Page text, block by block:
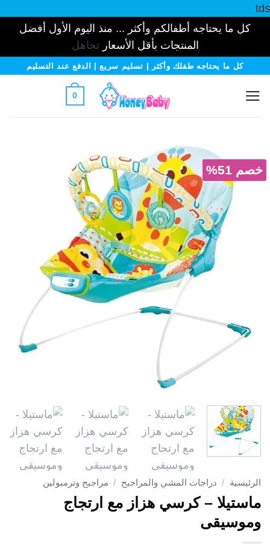
tds
كل ما يحتاجه أطفالكم وأكثر ... منذ اليوم الأول أفضل
المنتجات بأقل الأسعارتجاهل
تخطيكل ما يحتاجه طفلك وأكثر | تسليم سريع | الدفع عند التسليم
0
خصم 51%
الرئيسية / دراجات المشي والمراجيح / مراجيح وترمبولين
ماستيلا – كرسي هزاز مع ارتجاج
وموسيقى